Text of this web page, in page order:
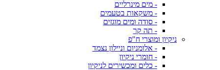
- מים מינרליים
- משקאות בטעמים
- סודה ומים מוגזים
- תה קר
ניקיון ומוצרי ח"פ
- אלומניום וניילון נצמד
- חומרי ניקיון
- כלים ומכשירים לניקיון